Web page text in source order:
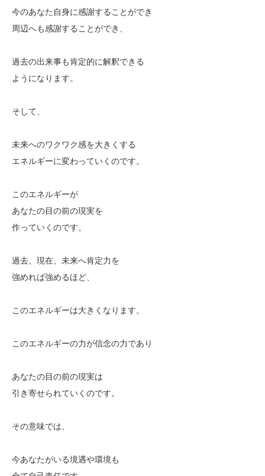
今のあなた自身に感謝することができ
周辺へも感謝することができ、
過去の出来事も肯定的に解釈できる
ようになります。
そして、
未来へのワクワク感を大きくする
エネルギーに変わっていくのです。
このエネルギーが
あなたの目の前の現実を
作っていくのです。
過去、現在、未来へ肯定力を
強めれば強めるほど、
このエネルギーは大きくなります。
このエネルギーの力が信念の力であり
あなたの目の前の現実は
引き寄せられていくのです。
その意味では、
今あなたがいる境遇や環境も